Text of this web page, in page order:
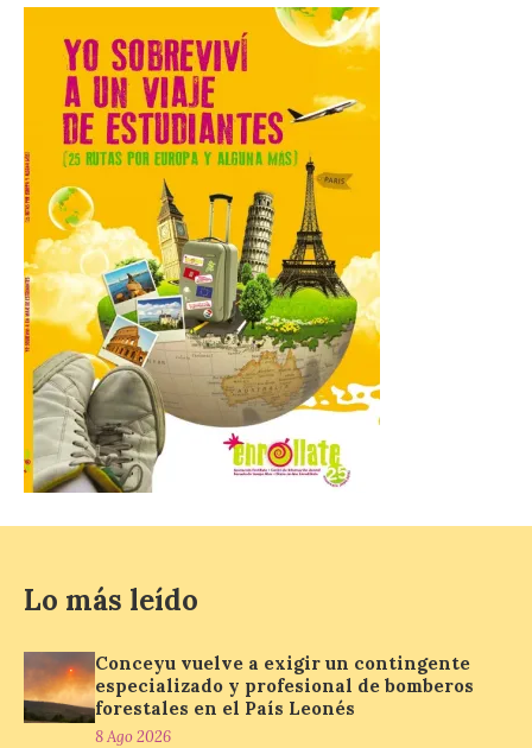
Gijon prohíbe el baño en
San Lorenzo, Poniente y
Arbeyal el día del eclipse a
partir de las 19.00 horas.
8 Ago 2026
Incide en que el eclipse se
verá desde múltiples
puntos de la ciudad, por lo
que no será necesario
desplazarse y se
recomienda no acudir a Gijón/Xixón en
coche ni usarlo ese día. Los accesos a
la Campa Torres y La […]
La decimonovena
viaje nos llega desde la
Nueva edición de León
de…viaje. Una iniciativa
organizado por la sección
Lo más leído
Conceyu vuelve a exigir un contingente
especializado y profesional de bomberos
forestales en el País Leonés
8 Ago 2026